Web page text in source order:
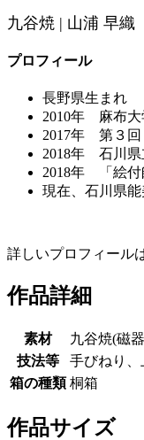
九谷焼 | 山浦 早織
プロフィール
長野県生まれ
2010年 麻布大
2017年 第３回
2018年 石川県
2018年 「絵付
現在、石川県能
詳しいプロフィール
作品詳細
素材
九谷焼(磁
技法等
手びねり
箱の種類 桐箱
作品サイズ